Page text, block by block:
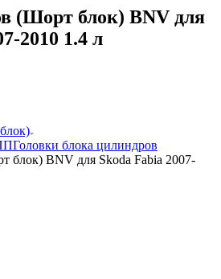
(Шорт блок) BNV для
2010 1.4 л
Головки блока цилиндров
блок) BNV для Skoda Fabia 2007-